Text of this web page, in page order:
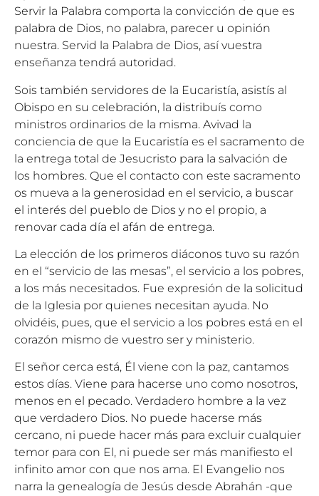
Servir la Palabra comporta la convicción de que es
palabra de Dios, no palabra, parecer u opinión
nuestra. Servid la Palabra de Dios, así vuestra
enseñanza tendrá autoridad.
Sois también servidores de la Eucaristía, asistís al
Obispo en su celebración, la distribuís como
ministros ordinarios de la misma. Avivad la
conciencia de que la Eucaristía es el sacramento de
la entrega total de Jesucristo para la salvación de
los hombres. Que el contacto con este sacramento
os mueva a la generosidad en el servicio, a buscar
el interés del pueblo de Dios y no el propio, a
renovar cada día el afán de entrega.
La elección de los primeros diáconos tuvo su razón
en el “servicio de las mesas”, el servicio a los pobres,
a los más necesitados. Fue expresión de la solicitud
de la Iglesia por quienes necesitan ayuda. No
olvidéis, pues, que el servicio a los pobres está en el
corazón mismo de vuestro ser y ministerio.
El señor cerca está, Él viene con la paz, cantamos
estos días. Viene para hacerse uno como nosotros,
menos en el pecado. Verdadero hombre a la vez
que verdadero Dios. No puede hacerse más
cercano, ni puede hacer más para excluir cualquier
temor para con El, ni puede ser más manifiesto el
infinito amor con que nos ama. El Evangelio nos
narra la genealogía de Jesús desde Abrahán -que